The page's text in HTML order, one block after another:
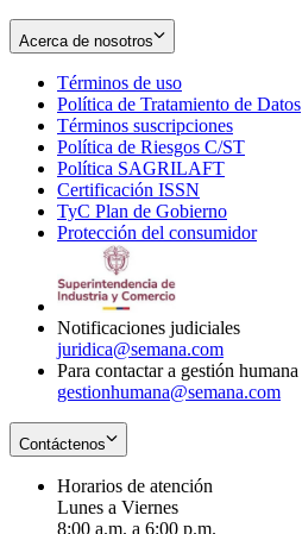
Acerca de nosotros
Términos de uso
in
new
window
Política de Tratamiento de Datos
Términos suscripciones
in
Política de Riesgos C/ST
Política SAGRILAFT
new
window
Certificación ISSN
in
new
TyC Plan de Gobierno
in
Protección del consumidorOpens
Notificaciones judiciales
juridica@semana.com
Para contactar a gestión humana
gestionhumana@semana.com
Contáctenos
Horarios de atención
Lunes a Viernes
8:00 a.m. a 6:00 p.m.